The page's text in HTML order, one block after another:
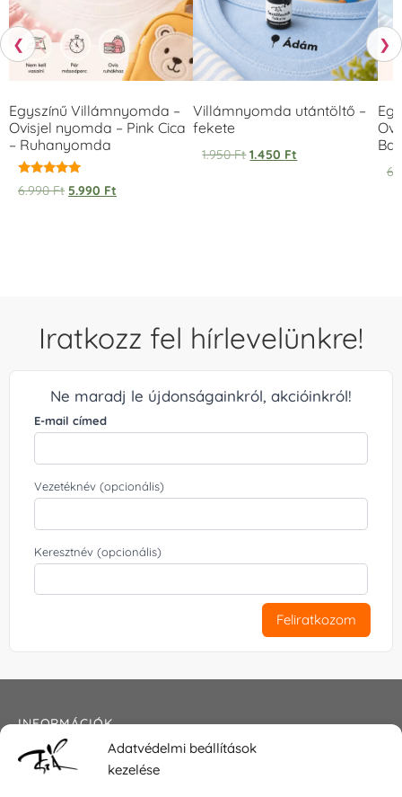
Adatvédelmi beállítások
kezelése
❮
Egyszínű Villámnyomda –
Ovisjel nyomda – Pink Cica
– Ruhanyomda
Értékelés:
5.00
6.990Ft 5.990 Ft
Villámnyomda utántöltő –
fekete
1.950Ft 1.450 Ft
❯
Iratkozz fel hírlevelünkre!
Ne maradj le újdonságainkról, akcióinkról!
E-mail címed
Vezetéknév (opcionális)
Keresztnév (opcionális)
Feliratkozom
INFORMÁCIÓK
Általános szerződési feltételek